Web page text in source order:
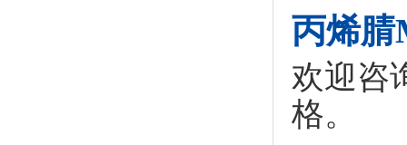
丙烯腈
欢迎咨
格。